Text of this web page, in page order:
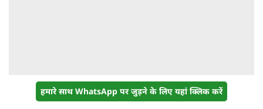
हमारे साथ WhatsApp पर जुड़ने के लिए यहां क्लिक करें